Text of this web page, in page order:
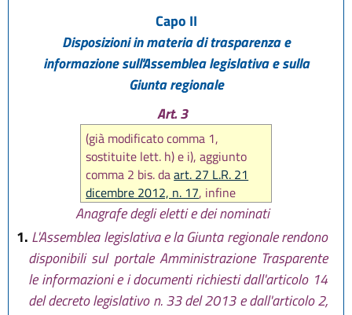
Capo II
Disposizioni in materia di trasparenza e
informazione sull'Assemblea legislativa e sulla
Giunta regionale
Art. 3
(già modificato comma 1,
sostituite lett. h) e i), aggiunto
comma 2 bis. daart. 27 L.R. 21
dicembre 2012, n. 17, infine
sostituito intero articolo daart.
12 L.R. 18 luglio 2014, n. 15
Anagrafe degli eletti e dei nominati
1. L'Assemblea legislativa e la Giunta regionale rendono
disponibili sul portale Amministrazione Trasparente
le informazioni e i documenti richiesti dall'articolo 14
del decreto legislativo n. 33 del 2013 e dall'articolo 2,